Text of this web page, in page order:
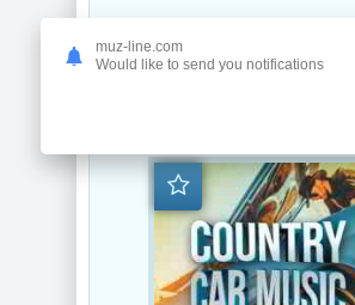
muz-line.com
Would like to send you notifications